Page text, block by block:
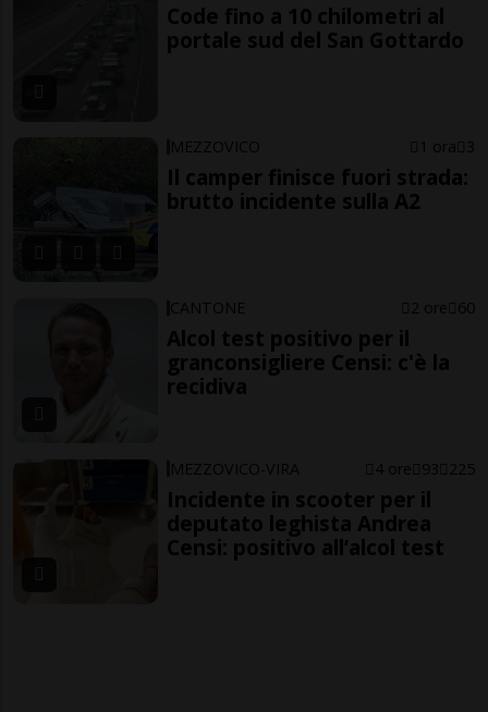
Code fino a 10 chilometri al
portale sud del San Gottardo
MEZZOVICO 1 ora 3
Il camper finisce fuori strada:
brutto incidente sulla A2
CANTONE 2 ore 60
Alcol test positivo per il
granconsigliere Censi: c'è la
recidiva
MEZZOVICO-VIRA 4 ore 93 225
Incidente in scooter per il
deputato leghista Andrea
Censi: positivo all’alcol test